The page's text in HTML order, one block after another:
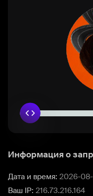
Информация о
Дата и время: 2026-08-
Ваш IP: 216.73.216.164